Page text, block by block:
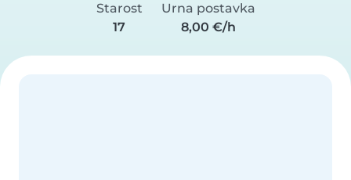
Starost
17
Urna postavka
8,00 €/h